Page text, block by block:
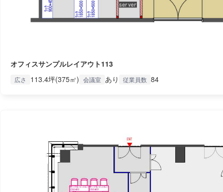
オフィスサンプルレイアウト113
広さ 113.4坪(375㎡) 会議室 あり 従業員数 84